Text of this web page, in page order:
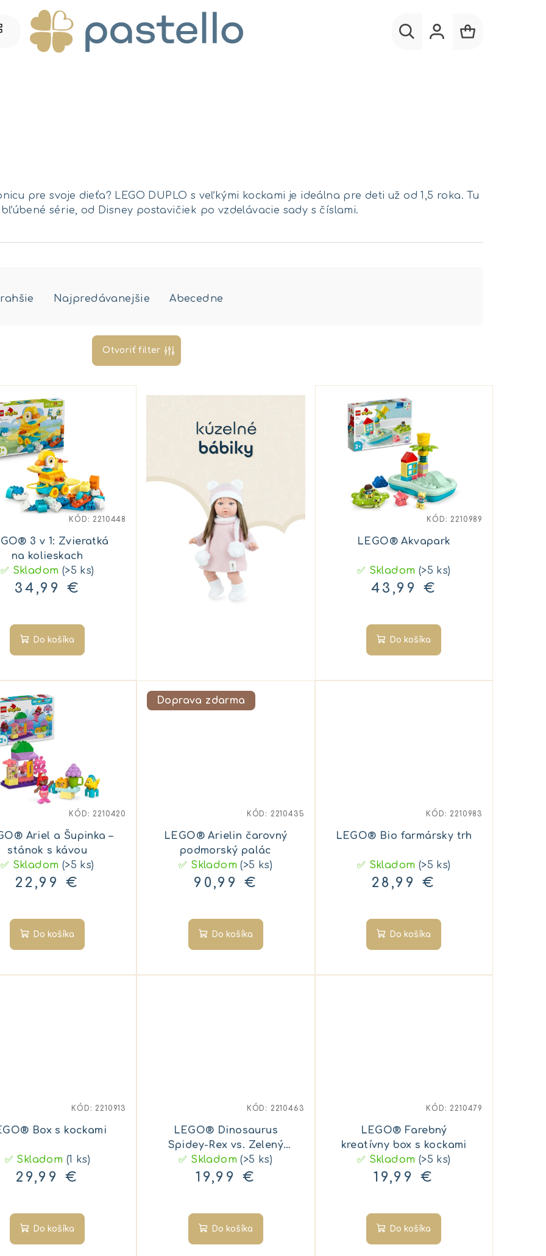
pre svoje dieťa? LEGO DUPLO s veľkými kockami je ideálna pre deti už od 1,5 roka. Tu
série, od Disney postavičiek po vzdelávacie sady s číslami.
Najpredávanejšie Abecedne
Otvoriť filter
3 v 1: Zvieratká
na kolieskach
✅ Skladom (>5 ks)
34,99 €
Do košíka
KÓD: 2210448
LEGO® Akvapark
✅ Skladom (>5 ks)
43,99 €
Do košíka
KÓD: 2210989
Ariel a Šupinka –
stánok s kávou
✅ Skladom (>5 ks)
22,99 €
Do košíka
KÓD: 2210420
Doprava zdarma
LEGO® Arielin čarovný
podmorský palác
✅ Skladom(>5 ks)
90,99 €
Do košíka
KÓD: 2210435
LEGO® Bio farmársky trh
✅ Skladom (>5 ks)
28,99 €
Do košíka
KÓD: 2210983
Box s kockami
✅ Skladom (1 ks)
29,99 €
Do košíka
KÓD: 2210913
LEGO® Dinosaurus
Spidey-Rex vs. Zelený
Goblin
✅ Skladom(>5 ks)
19,99 €
Do košíka
KÓD: 2210463
LEGO® Farebný
kreatívny box s kockami
✅ Skladom (>5 ks)
19,99 €
Do košíka
KÓD: 2210479